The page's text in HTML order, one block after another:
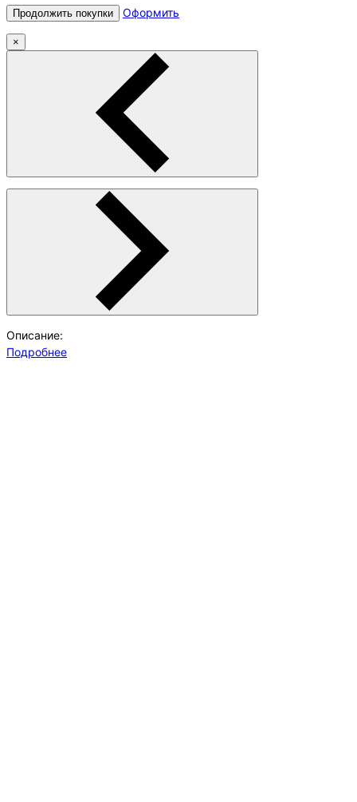
Продолжить покупки Оформить
×
Описание:
Подробнее